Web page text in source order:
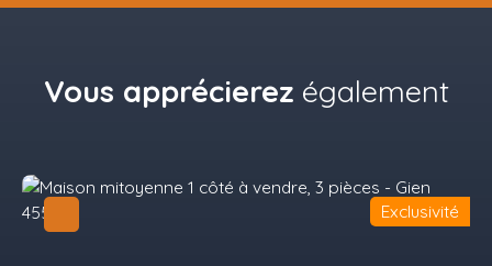
Vous apprécierez également
Exclusivité